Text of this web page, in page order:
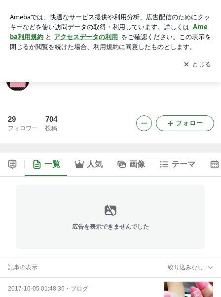
アプリをダウンロードして ブログの更新通知
を受け取りまし
ょう。
開く
29
フォロワー
704
投稿
フォロー
一覧 人気 画像 テーマ
広告を表示できませんでした
記事の表示 絞り込みなし
2017-10-05 01:48:36 ・ ブログ